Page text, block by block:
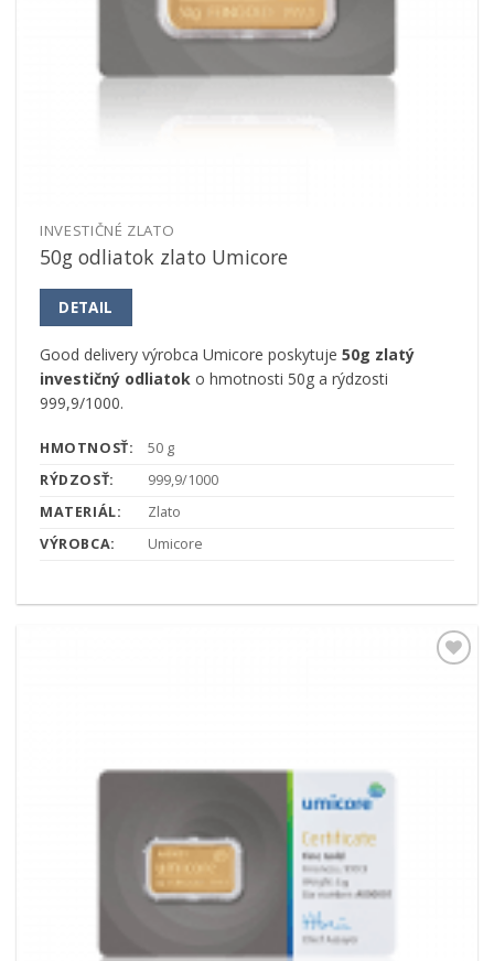
INVESTIČNÉ ZLATO
50g odliatok zlato Umicore
DETAIL
Good delivery výrobca Umicore poskytuje 50g zlatý
investičný odliatok o hmotnosti 50g a rýdzosti
999,9/1000.
HMOTNOSŤ:
50 g
RÝDZOSŤ:
999,9/1000
MATERIÁL:
Zlato
VÝROBCA:
Umicore